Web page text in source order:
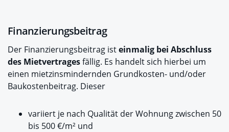
Finanzierungsbeitrag
Der Finanzierungsbeitrag isteinmalig bei Abschluss
des Mietvertragesfällig. Es handelt sich hierbei um
einen mietzinsmindernden Grundkosten- und/oder
Baukostenbeitrag. Dieser
variiert je nach Qualität der Wohnung zwischen 50
bis 500 €/m² und